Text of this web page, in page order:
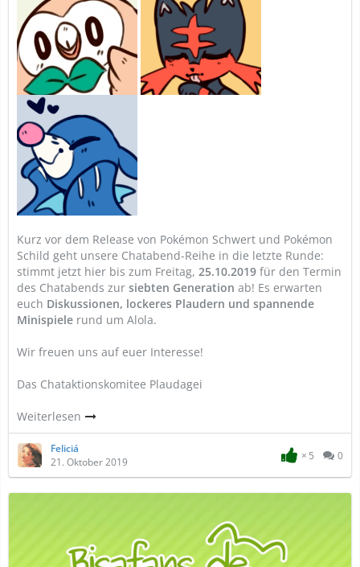
Kurz vor dem Release von Pokémon Schwert und Pokémon
Schild geht unsere Chatabend-Reihe in die letzte Runde:
stimmt jetzt hier bis zum Freitag, 25.10.2019 für den Termin
des Chatabends zur siebten Generation ab! Es erwarten
euch Diskussionen, lockeres Plaudern und spannende
Minispiele rund um Alola.
Wir freuen uns auf euer Interesse!
Das Chataktionskomitee Plaudagei
Weiterlesen
Feliciá
21. Oktober 2019
5 0